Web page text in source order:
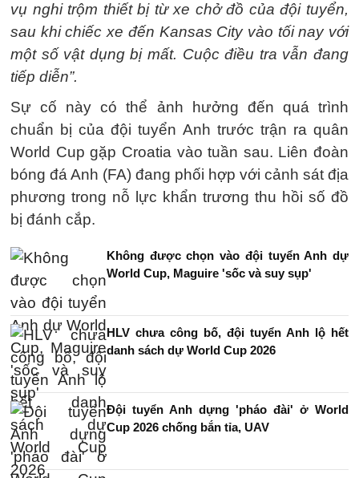
vụ nghi trộm thiết bị từ xe chở đồ của đội tuyển,
sau khi chiếc xe đến Kansas City vào tối nay với
một số vật dụng bị mất. Cuộc điều tra vẫn đang
tiếp diễn”.
Sự cố này có thể ảnh hưởng đến quá trình
chuẩn bị của đội tuyển Anh trước trận ra quân
World Cup gặp Croatia vào tuần sau. Liên đoàn
bóng đá Anh (FA) đang phối hợp với cảnh sát địa
phương trong nỗ lực khẩn trương thu hồi số đồ
bị đánh cắp.
Không được chọn vào đội tuyển Anh dự
World Cup, Maguire 'sốc và suy sụp'
HLV chưa công bố, đội tuyển Anh lộ hết
danh sách dự World Cup 2026
Đội tuyển Anh dựng 'pháo đài' ở World
Cup 2026 chống bắn tỉa, UAV